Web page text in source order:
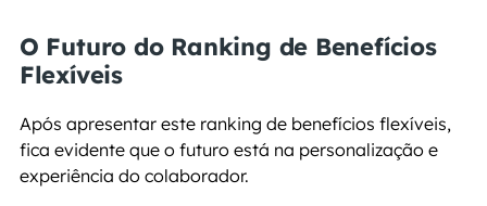
O Futuro do Ranking de Benefícios
Flexíveis
Após apresentar este ranking de benefícios flexíveis,
fica evidente que o futuro está na personalização e
experiência do colaborador.